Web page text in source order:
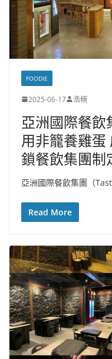
FOODIE
2025-06-17 浩楠
亞洲國際餐飲
用非籠養雞蛋
鎖餐飲集團制
亞洲國際餐飲集團（
Read More